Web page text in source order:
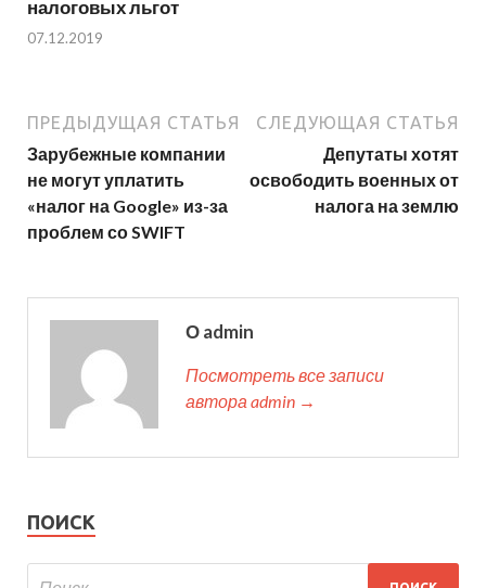
налоговых льгот
07.12.2019
ПРЕДЫДУЩАЯ СТАТЬЯ
Зарубежные компании
не могут уплатить
«налог на Google» из-за
проблем со SWIFT
СЛЕДУЮЩАЯ СТАТЬЯ
Депутаты хотят
освободить военных от
налога на землю
О admin
Посмотреть все записи
автора admin →
ПОИСК